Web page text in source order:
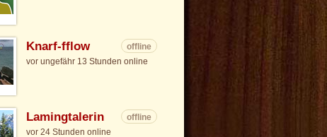
Knarf-fflow
offline
vor ungefähr 13 Stunden online
Lamingtalerin
offline
vor 24 Stunden online